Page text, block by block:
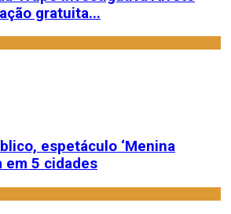
gratuita...
espetáculo ‘Menina
em 5 cidades